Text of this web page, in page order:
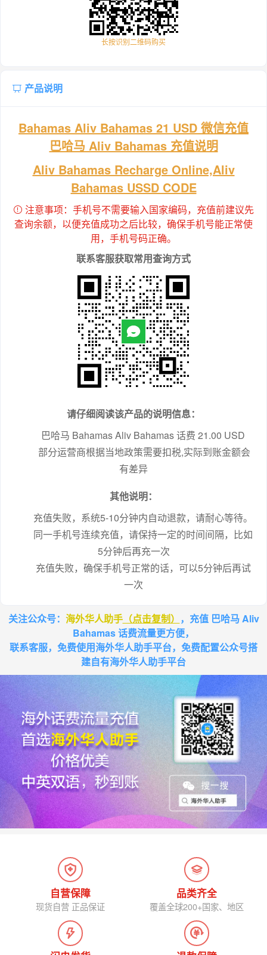
长按识别二维码购买
产品说明
Bahamas Aliv Bahamas 21 USD 微信充值
巴哈马 Aliv Bahamas 充值说明
Aliv Bahamas Recharge Online,Aliv
Bahamas USSD CODE
注意事项：手机号不需要输入国家编码，充值前建议先
查询余额，以便充值成功之后比较，确保手机号能正常使
用，手机号码正确。
联系客服获取常用查询方式
请仔细阅读该产品的说明信息：
巴哈马 Bahamas Aliv Bahamas 话费 21.00 USD
有差异
其他说明：
充值失败，系统5-10分钟内自动退款，请耐心等待。
同一手机号连续充值，请保持一定的时间间隔，比如
5分钟后再充一次
充值失败，确保手机号正常的话，可以5分钟后再试
一次
关注公众号： 海外华人助手（点击复制） ，充值 巴哈马 Aliv
Bahamas 话费流量更方便，
联系客服，免费使用海外华人助手平台，免费配置公众号搭
建自有海外华人助手平台
自营保障
现货自营 正品保证
品类齐全
覆盖全球200+国家、地区